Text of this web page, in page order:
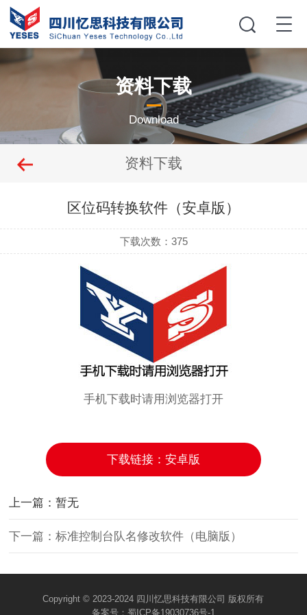
资料下载
Download
资料下载
区位码转换软件（安卓版）
下载次数： 375
手机下载时请用浏览器打开
下载链接：安卓版
上一篇：暂无
下一篇：标准控制台队名修改软件（电脑版）
Copyright © 2023-2024 四川忆思科技有限公司 版权所有
备案号： 蜀ICP备19030736号-1